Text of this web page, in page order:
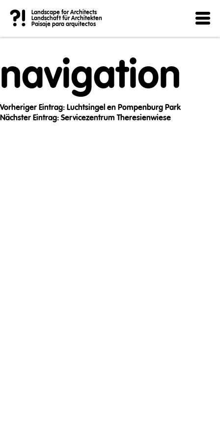
?!
Landscape for Architects
Landschaft für Architekten
Paisaje para arquitectos
Post
navigation
Vorheriger Eintrag: Luchtsingel en Pompenburg Park
Nächster Eintrag: Servicezentrum Theresienwiese